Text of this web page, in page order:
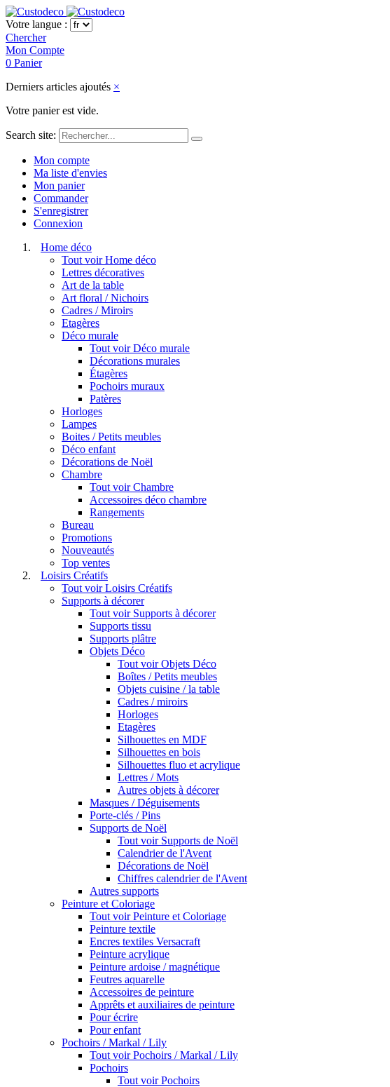
Votre langue :
Chercher
Mon Compte
0 Panier
Derniers articles ajoutés ×
Votre panier est vide.
Search site:
Mon compte
Ma liste d'envies
Mon panier
Commander
S'enregistrer
Connexion
Home déco
Tout voir Home déco
Lettres décoratives
Art de la table
Art floral / Nichoirs
Cadres / Miroirs
Etagères
Déco murale
Tout voir Déco murale
Décorations murales
Étagères
Pochoirs muraux
Patères
Horloges
Lampes
Boites / Petits meubles
Déco enfant
Décorations de Noël
Chambre
Tout voir Chambre
Accessoires déco chambre
Rangements
Bureau
Promotions
Nouveautés
Top ventes
Loisirs Créatifs
Tout voir Loisirs Créatifs
Supports à décorer
Tout voir Supports à décorer
Supports tissu
Supports plâtre
Objets Déco
Tout voir Objets Déco
Boîtes / Petits meubles
Objets cuisine / la table
Cadres / miroirs
Horloges
Etagères
Silhouettes en MDF
Silhouettes en bois
Silhouettes fluo et acrylique
Lettres / Mots
Autres objets à décorer
Masques / Déguisements
Porte-clés / Pins
Supports de Noël
Tout voir Supports de Noël
Calendrier de l'Avent
Décorations de Noël
Chiffres calendrier de l'Avent
Autres supports
Peinture et Coloriage
Tout voir Peinture et Coloriage
Peinture textile
Encres textiles Versacraft
Peinture acrylique
Peinture ardoise / magnétique
Feutres aquarelle
Accessoires de peinture
Apprêts et auxiliaires de peinture
Pour écrire
Pour enfant
Pochoirs / Markal / Lily
Tout voir Pochoirs / Markal / Lily
Pochoirs
Tout voir Pochoirs